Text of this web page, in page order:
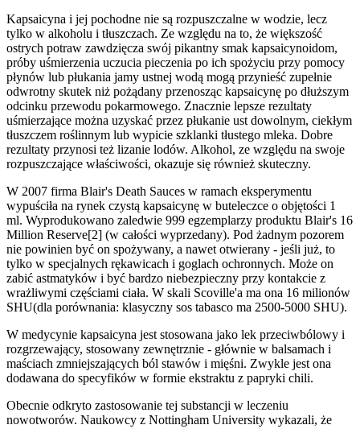
Kapsaicyna i jej pochodne nie są rozpuszczalne w wodzie, lecz
tylko w alkoholu i tłuszczach. Ze względu na to, że większość
ostrych potraw zawdzięcza swój pikantny smak kapsaicynoidom,
próby uśmierzenia uczucia pieczenia po ich spożyciu przy pomocy
płynów lub płukania jamy ustnej wodą mogą przynieść zupełnie
odwrotny skutek niż pożądany przenosząc kapsaicynę po dłuższym
odcinku przewodu pokarmowego. Znacznie lepsze rezultaty
uśmierzające można uzyskać przez płukanie ust dowolnym, ciekłym
tłuszczem roślinnym lub wypicie szklanki tłustego mleka. Dobre
rezultaty przynosi też lizanie lodów. Alkohol, ze względu na swoje
rozpuszczające właściwości, okazuje się również skuteczny.
W 2007 firma Blair's Death Sauces w ramach eksperymentu
wypuściła na rynek czystą kapsaicynę w buteleczce o objętości 1
ml. Wyprodukowano zaledwie 999 egzemplarzy produktu Blair's 16
Million Reserve[2] (w całości wyprzedany). Pod żadnym pozorem
nie powinien być on spożywany, a nawet otwierany - jeśli już, to
tylko w specjalnych rękawicach i goglach ochronnych. Może on
zabić astmatyków i być bardzo niebezpieczny przy kontakcie z
wrażliwymi częściami ciała. W skali Scoville'a ma ona 16 milionów
SHU(dla porównania: klasyczny sos tabasco ma 2500-5000 SHU).
W medycynie kapsaicyna jest stosowana jako lek przeciwbólowy i
rozgrzewający, stosowany zewnętrznie - głównie w balsamach i
maściach zmniejszających ból stawów i mięśni. Zwykle jest ona
dodawana do specyfików w formie ekstraktu z papryki chili.
Obecnie odkryto zastosowanie tej substancji w leczeniu
nowotworów. Naukowcy z Nottingham University wykazali, że